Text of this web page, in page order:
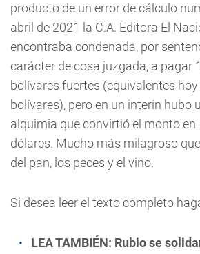
producto de un error de cálculo
abril de 2021 la C.A. Editora El
encontraba condenada, por
carácter de cosa juzgada, a pagar
bolívares fuertes (equivalentes
bolívares), pero en un interín hubo
alquimia que convirtió el monto en
dólares. Mucho más milagroso
del pan, los peces y el vino.
Si desea leer el texto completo
LEA TAMBIÉN: Rubio se